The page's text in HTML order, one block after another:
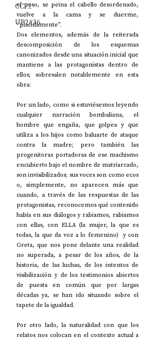
CCF2
UP2#36
el peso, se peina el cabello desordenado,
vuelve a la cama y se duerme,
“plácidamente”.
Dos elementos, además de la reiterada
descomposición de los esquemas
canonizados desde una situación inicial que
mantiene a las protagonistas dentro de
ellos; sobresalen notablemente en esta
obra:
Por un lado, como si estuviésemos leyendo
cualquier narración bombaliana, el
hombre que engaña, que golpea y que
utiliza a los hijos como baluarte de ataque
contra la madre; pero también las
progenitoras portadoras de ese machismo
encubierto bajo el nombre de matriarcado,
son invisibilizados; sus voces son como ecos
o, simplemente, no aparecen más que
cuando, a través de las respuestas de las
protagonistas, reconocemos qué contenido
había en sus diálogos y rabiamos, rabiamos
con ellas, con ELLA (la mujer, la que es
todas, la que da voz a lo femenino)  y con
Greta, que nos pone delante una realidad
no superada, a pesar de los años, de la
historia, de las luchas, de los intentos de
visibilización y de los testimonios abiertos
de puesta en común que por largas
décadas ya, se han ido situando sobre el
tapete de la igualdad.
Por otro lado, la naturalidad con que los
relatos nos colocan en el contexto actual a